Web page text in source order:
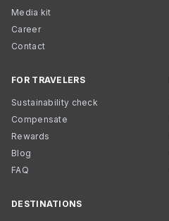
Media kit
Career
Contact
FOR TRAVELERS
Sustainability check
Compensate
Rewards
Blog
FAQ
DESTINATIONS